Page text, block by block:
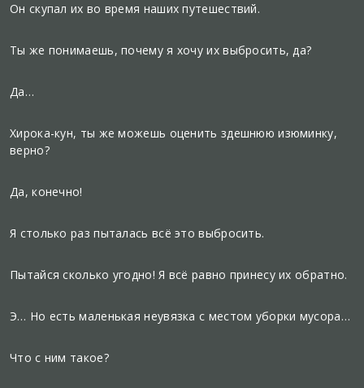
Он скупал их во время наших путешествий.
Ты же понимаешь, почему я хочу их выбросить, да?
Да…
Хирока-кун, ты же можешь оценить здешнюю изюминку,
верно?
Да, конечно!
Я столько раз пыталась всё это выбросить.
Пытайся сколько угодно! Я всё равно принесу их обратно.
Э… Но есть маленькая неувязка с местом уборки мусора…
Что с ним такое?